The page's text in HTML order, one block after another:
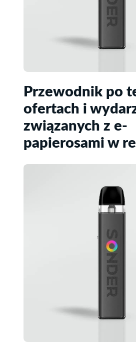
Przewodnik po
ofertach i
związanych z e-
papierosami w